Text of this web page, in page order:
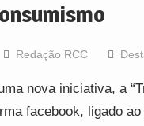
Redação RCC
nova iniciativa, a
facebook, ligado